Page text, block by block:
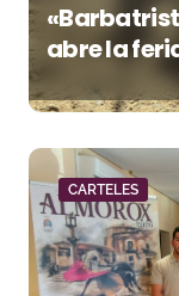
abre la
de Huesca
CARTELES